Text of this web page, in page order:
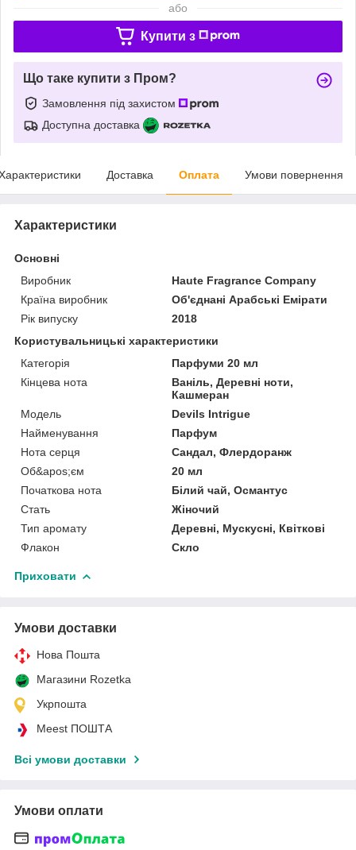
або
Купити з
Що таке купити з Пром?
Замовлення під захистом
Доступна доставка
Доставка Оплата Умови повернення
Характеристики
Основні
Виробник
Haute Fragrance Company
Країна виробник
Об'єднані Арабські Емірати
Рік випуску
2018
Користувальницькі характеристики
Категорія
Парфуми 20 мл
Кінцева нота
Ваніль, Деревні ноти,
Кашмеран
Мoдель
Devils Intrigue
Найменування
Парфум
Нота серця
Сандал, Флердоранж
Об&apos;єм
20 мл
Початкова нота
Білий чай, Османтус
Стать
Жіночий
Тип аромату
Деревні, Мускусні, Квіткові
Флакон
Скло
Приховати
Умови доставки
Нова Пошта
Магазини Rozetka
Укрпошта
Meest ПОШТА
Всі умови доставки
Умови оплати